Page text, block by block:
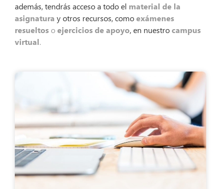
además, tendrás acceso a todo el material de la
asignatura y otros recursos, comoexámenes
resueltos oejercicios de apoyo, en nuestrocampus
virtual.